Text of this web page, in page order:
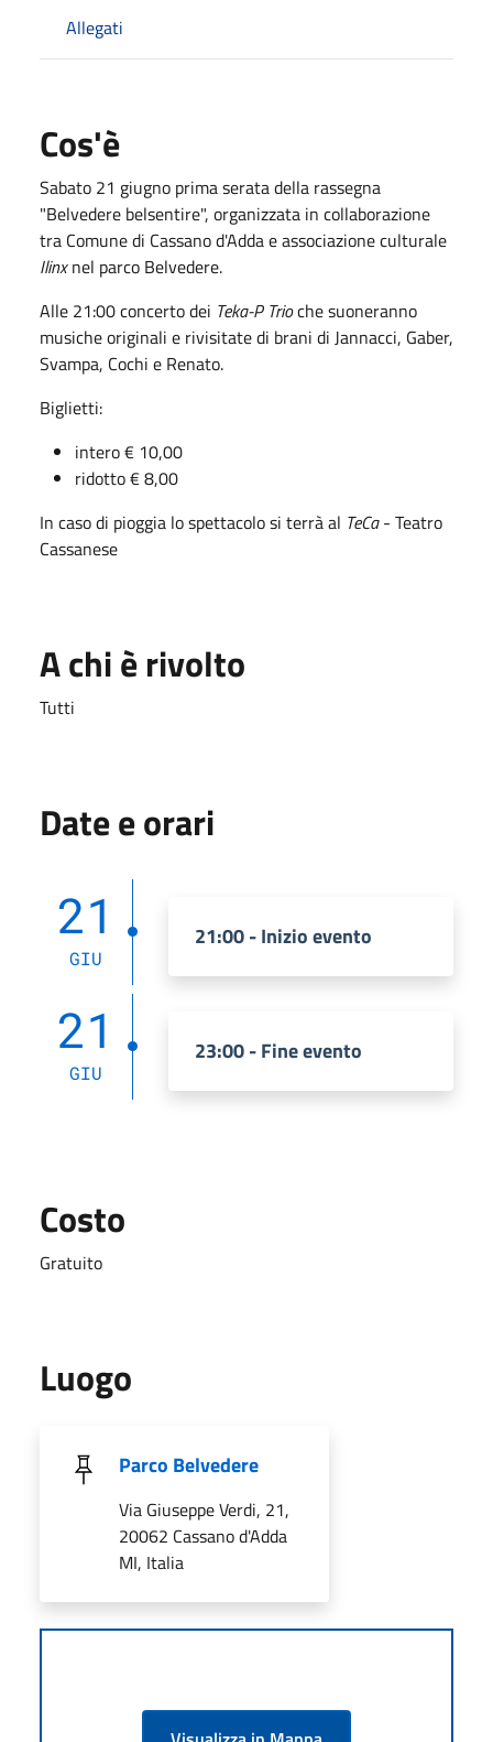
Allegati
Cos'è
Sabato 21 giugno prima serata della rassegna
"Belvedere belsentire", organizzata in collaborazione
tra Comune di Cassano d'Adda e associazione culturale
Ilinxnel parco Belvedere.
Alle 21:00 concerto dei Teka-P Trioche suoneranno
musiche originali e rivisitate di brani di Jannacci, Gaber,
Svampa, Cochi e Renato.
Biglietti:
intero € 10,00
ridotto € 8,00
In caso di pioggia lo spettacolo si terrà al TeCa- Teatro
Cassanese
A chi è rivolto
Tutti
Date e orari
21
GIU
21:00 - Inizio evento
21
GIU
23:00 - Fine evento
Costo
Gratuito
Luogo
Parco Belvedere
Via Giuseppe Verdi, 21,
20062 Cassano d'Adda
MI, Italia